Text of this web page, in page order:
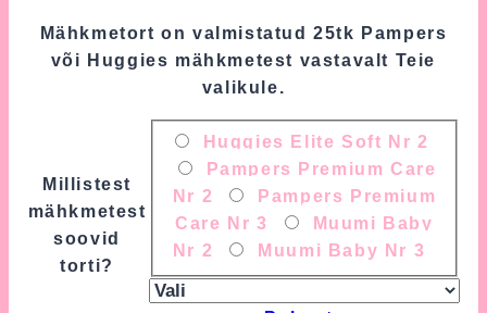
Mähkmetort on valmistatud 25tk Pampers
või Huggies mähkmetest vastavalt Teie
valikule.
Millistest
mähkmetest
soovid
torti?
Huggies Elite Soft Nr 2
Pampers Premium Care
Nr 2
Pampers Premium
Care Nr 3
Muumi Baby
Nr 2
Muumi Baby Nr 3